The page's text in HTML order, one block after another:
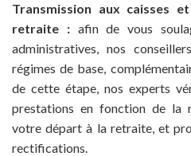
Transmission aux caisses
retraite :afin de vous
administratives, nos
régimes de base,
de cette étape, nos experts
prestations en fonction de la
votre départ à la retraite, et
rectifications.